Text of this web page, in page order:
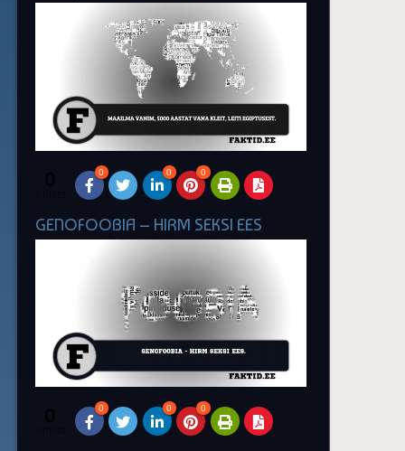
0 0 0 0
GENOFOOBIA – HIRM SEKSI EES
0 0 0 0